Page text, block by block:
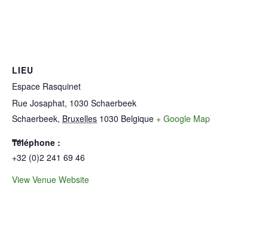
LIEU
Espace Rasquinet
Rue Josaphat, 1030 Schaerbeek
Schaerbeek, Bruxelles 1030 Belgique + Google Map
Téléphone :
+32 (0)2 241 69 46
View Venue Website